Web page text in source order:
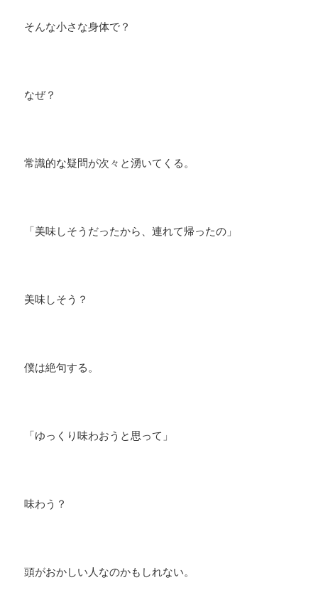
そんな小さな身体で？
なぜ？
常識的な疑問が次々と湧いてくる。
「美味しそうだったから、連れて帰ったの」
美味しそう？
僕は絶句する。
「ゆっくり味わおうと思って」
味わう？
頭がおかしい人なのかもしれない。